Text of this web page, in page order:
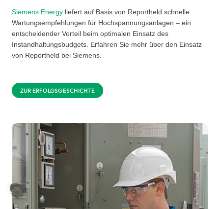
Siemens Energyliefert auf Basis von Reportheld schnelle
Wartungsempfehlungen für Hochspannungsanlagen – ein
entscheidender Vorteil beim optimalen Einsatz des
Instandhaltungsbudgets. Erfahren Sie mehr über den Einsatz
von Reportheld bei Siemens.
ZUR ERFOLGSGESCHICHTE